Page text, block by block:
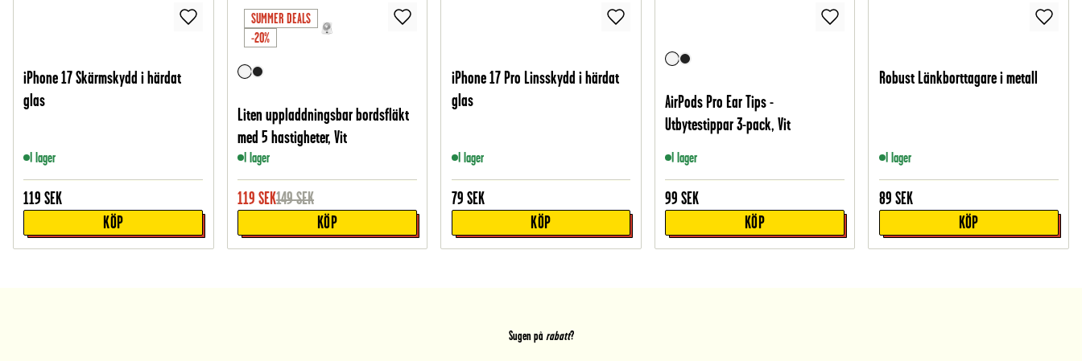
iPhone 17 Skärmskydd i härdat
glas
I lager
119 SEK
KÖP
SUMMER DEALS
-20%
Liten uppladdningsbar bordsfläkt
med 5 hastigheter, Vit
I lager
119 SEK149SEK
KÖP
iPhone 17 Pro Linsskydd i härdat
glas
I lager
79 SEK
KÖP
AirPods Pro Ear Tips -
Utbytestippar 3-pack, Vit
I lager
99 SEK
KÖP
Robust Länkborttagare i metall
I lager
89 SEK
KÖP
Sugen på rabatt?